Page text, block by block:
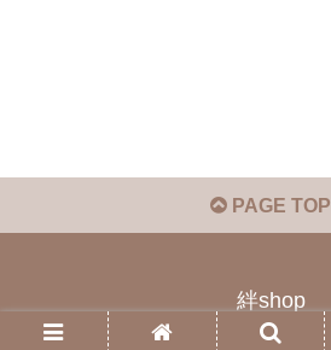
PAGE TOP
絆shop
© 2023 絆shop.